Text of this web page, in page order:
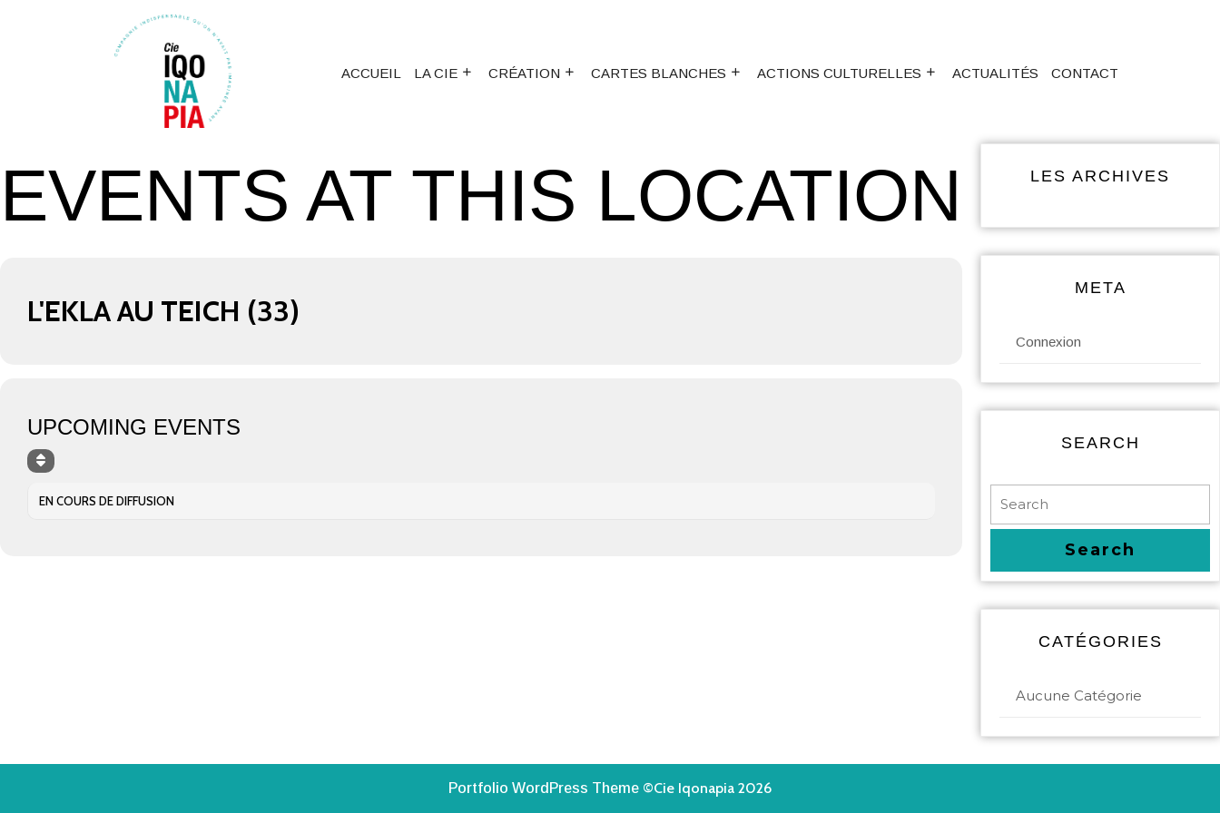
ACCUEIL LA CIE CRÉATION CARTES BLANCHES ACTIONS CULTURELLES ACTUALITÉS CONTACT
EVENTS AT THIS LOCATION
L'EKLA AU TEICH (33)
UPCOMING EVENTS
EN COURS DE DIFFUSION
LES ARCHIVES
META
Connexion
SEARCH
CATÉGORIES
Aucune Catégorie
Portfolio WordPress Theme ©Cie Iqonapia 2026